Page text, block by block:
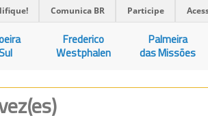
Comunica BR Participe
Frederico
Westphalen
Palmeira
das Missões